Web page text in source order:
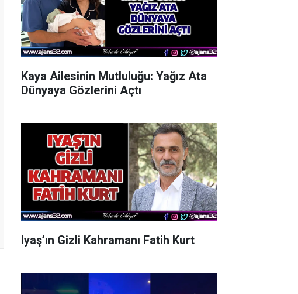
Kaya Ailesinin Mutluluğu: Yağız Ata
Dünyaya Gözlerini Açtı
Iyaş’ın Gizli Kahramanı Fatih Kurt